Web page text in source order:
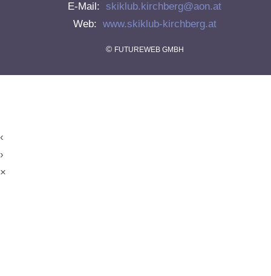
E-Mail:
skiklub.kirchberg@aon.at
Web: www.skiklub-kirchberg.at
© FUTUREWEB GMBH
‹
›
×